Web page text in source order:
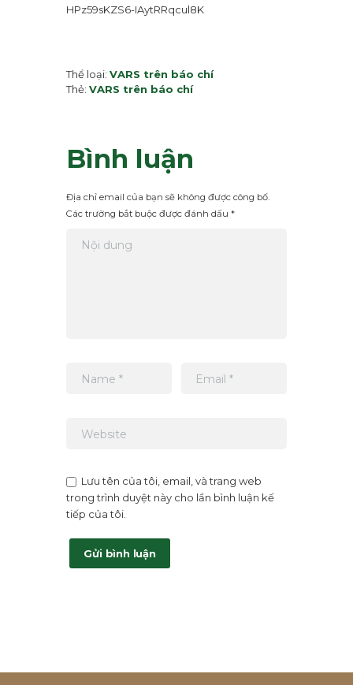
HPz59sKZS6-IAytRRqcul8K
Thể loại: VARS trên báo chí
Thẻ: VARS trên báo chí
Bình luận
Địa chỉ email của bạn sẽ không được công bố.
Các trường bắt buộc được đánh dấu *
Lưu tên của tôi, email, và trang web
trong trình duyệt này cho lần bình luận kế
tiếp của tôi.